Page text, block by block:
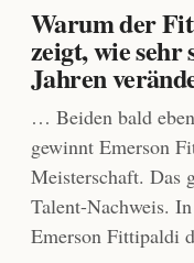
Warum der
zeigt, wie
Jahren
… Beiden bald
gewinnt Emerson
Meisterschaft. Das
Talent-Nachweis.
Emerson Fittipaldi